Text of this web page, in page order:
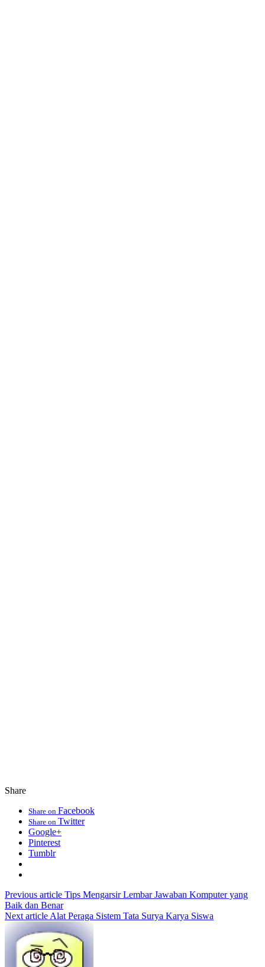
Share
Share on Facebook
Share on Twitter
Google+
Pinterest
Tumblr
Previous article Tips Mengarsir Lembar Jawaban Komputer yang
Baik dan Benar
Next article Alat Peraga Sistem Tata Surya Karya Siswa